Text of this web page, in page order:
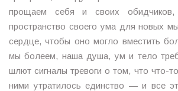
прощаем себя и своих обидчиков,
пространство своего ума для новых
сердце, чтобы оно могло вместить
мы болеем, наша душа, ум и тело
шлют сигналы тревоги о том, что что-
ними утратилось единство — и все